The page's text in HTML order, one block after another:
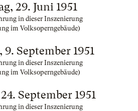
29. Juni 1951
in dieser Inszenierung
im Volksoperngebäude)
9. September 1951
in dieser Inszenierung
im Volksoperngebäude)
September 1951
in dieser Inszenierung